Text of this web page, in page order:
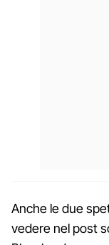
Anche le due
vedere nel post